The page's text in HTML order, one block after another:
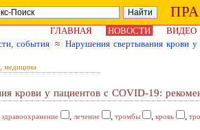
ГЛАВНАЯ НОВОСТИ
ВИДЕО
события ≈ Нарушения свертывания крови
медицина
крови у пациентов с COVID-19:
здравоохранение , лечение , тромбы , кровь ,